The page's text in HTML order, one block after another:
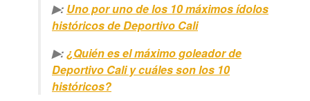
▶: Uno por uno de los 10 máximos ídolos
históricos de Deportivo Cali
▶:¿Quién es el máximo goleador de
Deportivo Cali y cuáles son los 10
históricos?